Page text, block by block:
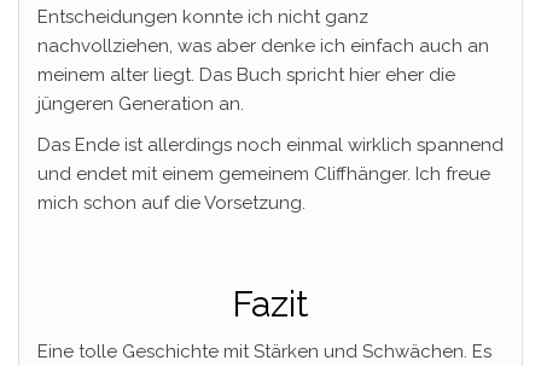
Entscheidungen konnte ich nicht ganz
nachvollziehen, was aber denke ich einfach auch an
meinem alter liegt. Das Buch spricht hier eher die
jüngeren Generation an.
Das Ende ist allerdings noch einmal wirklich spannend
und endet mit einem gemeinem Cliffhänger. Ich freue
mich schon auf die Vorsetzung.
Fazit
Eine tolle Geschichte mit Stärken und Schwächen. Es